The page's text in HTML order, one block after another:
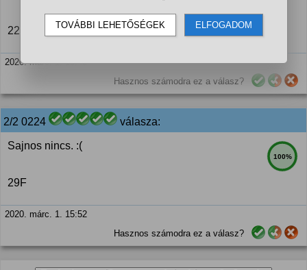
22p
2020. márc. 1. 15:45
Hasznos számodra ez a válasz?
2/2 0224 válasza:
100%
Sajnos nincs. :(
29F
2020. márc. 1. 15:52
Hasznos számodra ez a válasz?